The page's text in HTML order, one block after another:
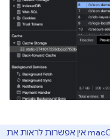
ב-Web Inspector ב-Safari ב-macOS אין אפשרות לראות את